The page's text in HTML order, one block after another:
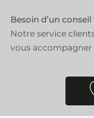
Besoin d’un conseil
Notre service
vous accompagner